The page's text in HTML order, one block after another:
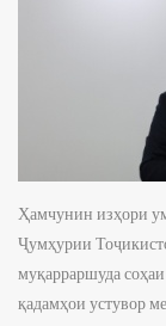
Ҳамчунин изҳори
Ҷумҳурии
муқарраршуда
қадамҳои устувор